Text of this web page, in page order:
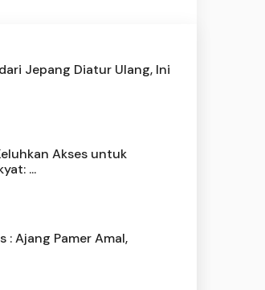
Jepang Diatur Ulang, Ini
Akses untuk
...
: Ajang Pamer Amal,